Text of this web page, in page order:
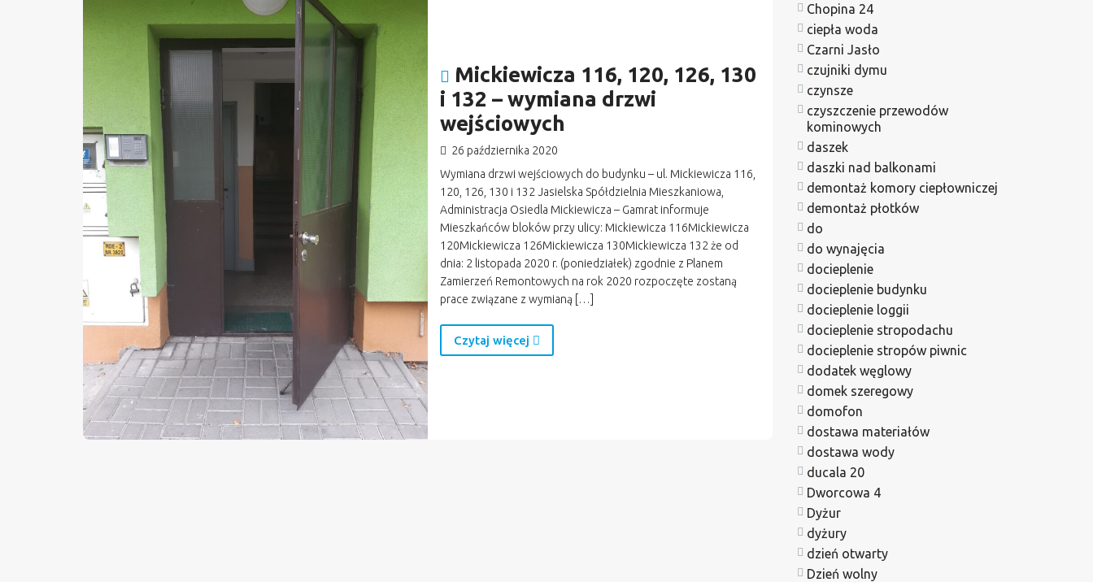
Mickiewicza 116, 120, 126, 130
i 132 – wymiana drzwi
wejściowych
26 października 2020
Wymiana drzwi wejściowych do budynku – ul. Mickiewicza 116,
120, 126, 130 i 132 Jasielska Spółdzielnia Mieszkaniowa,
Administracja Osiedla Mickiewicza – Gamrat informuje
Mieszkańców bloków przy ulicy: Mickiewicza 116Mickiewicza
120Mickiewicza 126Mickiewicza 130Mickiewicza 132 że od
dnia: 2 listopada 2020 r. (poniedziałek) zgodnie z Planem
Zamierzeń Remontowych na rok 2020 rozpoczęte zostaną
prace związane z wymianą […]
Czytaj więcej
Chopina 24
ciepła woda
Czarni Jasło
czujniki dymu
czynsze
czyszczenie przewodów
kominowych
daszek
daszki nad balkonami
demontaż komory ciepłowniczej
demontaż płotków
do
do wynajęcia
docieplenie
docieplenie budynku
docieplenie loggii
docieplenie stropodachu
docieplenie stropów piwnic
dodatek węglowy
domek szeregowy
domofon
dostawa materiałów
dostawa wody
ducala 20
Dworcowa 4
Dyżur
dyżury
dzień otwarty
Dzień wolny